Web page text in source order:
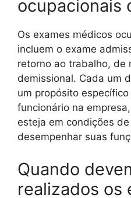
ocupacionais
Os exames médicos
incluem o exame
retorno ao trabalho, de
demissional. Cada um
um propósito
funcionário na
esteja em condições
desempenhar suas
Quando
realizados os